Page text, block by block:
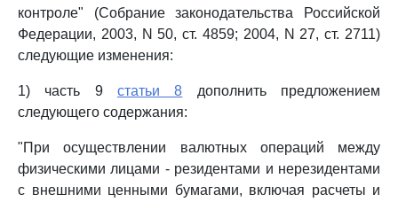
контроле" (Собрание законодательства Российской
Федерации, 2003, N 50, ст. 4859; 2004, N 27, ст. 2711)
следующие изменения:
1) часть 9 статьи 8 дополнить предложением
следующего содержания:
"При осуществлении валютных операций между
физическими лицами - резидентами и нерезидентами
с внешними ценными бумагами, включая расчеты и